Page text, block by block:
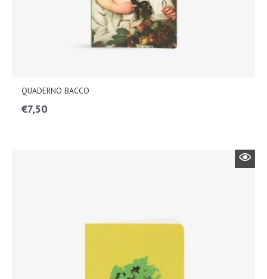
QUADERNO BACCO
€7,50